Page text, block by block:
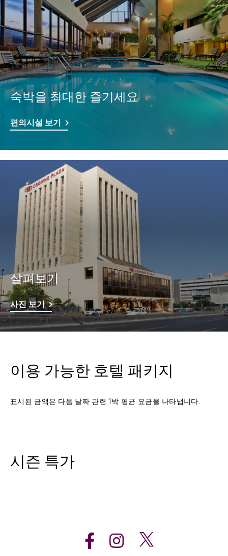
숙박을 최대한 즐기세요
편의시설 보기
살펴보기
사진 보기
이용 가능한 호텔 패키지
표시된 금액은 다음 날짜 관련 1박 평균 요금을 나타냅니다.
시즌 특가